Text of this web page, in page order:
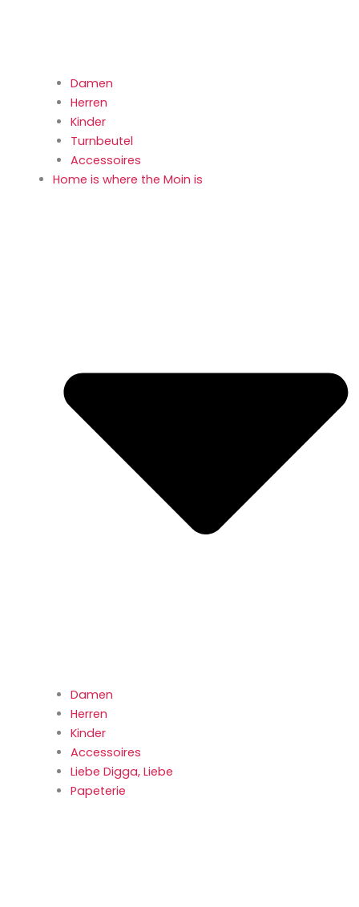
Damen
Herren
Kinder
Turnbeutel
Accessoires
Home is where the Moin is
Damen
Herren
Kinder
Accessoires
Liebe Digga, Liebe
Papeterie